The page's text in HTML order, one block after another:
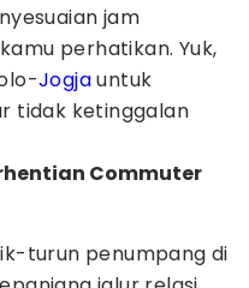
jam
perhatikan. Yuk,
Jogjauntuk
tidak ketinggalan
Commuter
turun penumpang di